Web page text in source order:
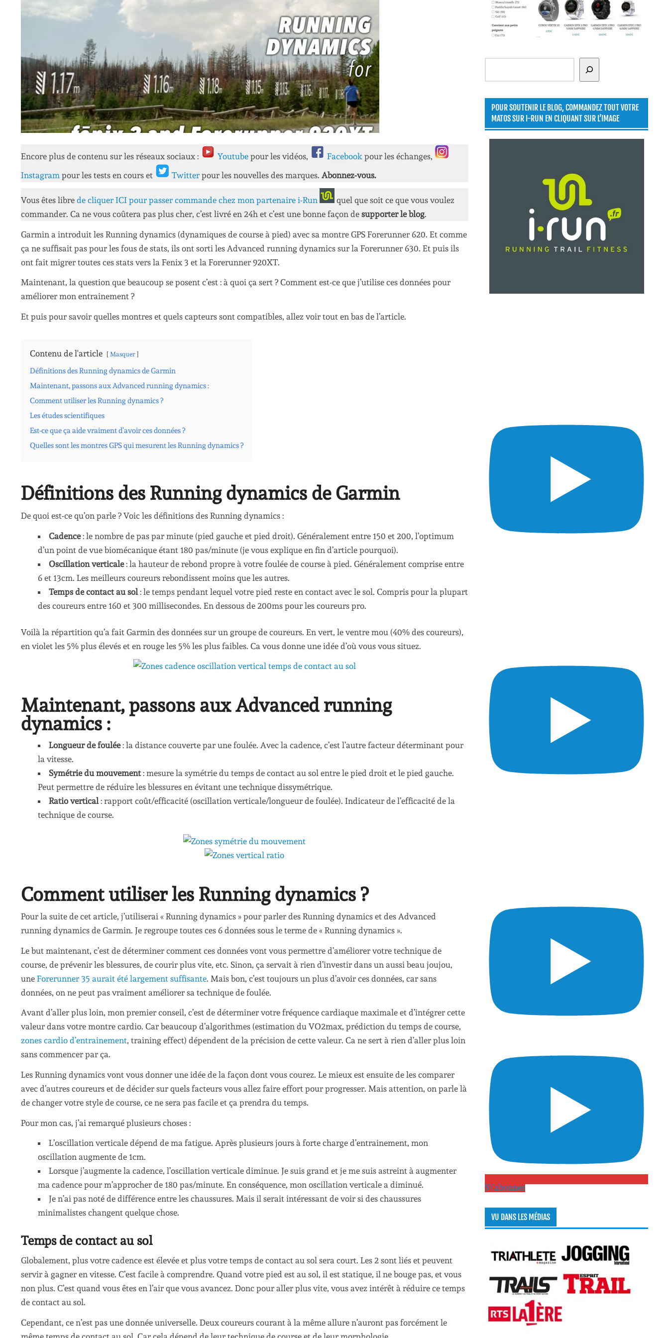
Encore plus de contenu sur les réseaux sociaux : Youtube pour les vidéos, Facebook pour les échanges,
Instagram pour les tests en cours et Twitter pour les nouvelles des marques. Abonnez-vous.
Vous êtes libre de cliquer ICI pour passer commande chez mon partenaire i-Run
quel que soit ce que vous voulez
commander. Ca ne vous coûtera pas plus cher, c’est livré en 24h et c’est une bonne façon de supporter le blog.
Garmin a introduit les Running dynamics (dynamiques de course à pied) avec sa montre GPS Forerunner 620. Et comme
ça ne suffisait pas pour les fous de stats, ils ont sorti les Advanced running dynamics sur la Forerunner 630. Et puis ils
ont fait migrer toutes ces stats vers la Fenix 3 et la Forerunner 920XT.
Maintenant, la question que beaucoup se posent c’est : à quoi ça sert ? Comment est-ce que j’utilise ces données pour
améliorer mon entrainement ?
Et puis pour savoir quelles montres et quels capteurs sont compatibles, allez voir tout en bas de l’article.
Contenu de l'article Masquer
Définitions des Running dynamics de Garmin
Maintenant, passons aux Advanced running dynamics :
Comment utiliser les Running dynamics ?
Les études scientifiques
Est-ce que ça aide vraiment d’avoir ces données ?
Quelles sont les montres GPS qui mesurent les Running dynamics ?
Définitions des Running dynamics de Garmin
De quoi est-ce qu’on parle ? Voic les définitions des Running dynamics :
Cadence: le nombre de pas par minute (pied gauche et pied droit). Généralement entre 150 et 200, l’optimum
d’un point de vue biomécanique étant 180 pas/minute (je vous explique en fin d’article pourquoi).
Oscillation verticale: la hauteur de rebond propre à votre foulée de course à pied. Généralement comprise entre
6 et 13cm. Les meilleurs coureurs rebondissent moins que les autres.
Temps de contact au sol: le temps pendant lequel votre pied reste en contact avec le sol. Compris pour la plupart
des coureurs entre 160 et 300 millisecondes. En dessous de 200ms pour les coureurs pro.
Voilà la répartition qu’a fait Garmin des données sur un groupe de coureurs. En vert, le ventre mou (40% des coureurs),
en violet les 5% plus élevés et en rouge les 5% les plus faibles. Ca vous donne une idée d’où vous vous situez.
Maintenant, passons aux Advanced running
dynamics :
Longueur de foulée: la distance couverte par une foulée. Avec la cadence, c’est l’autre facteur déterminant pour
la vitesse.
Symétrie du mouvement: mesure la symétrie du temps de contact au sol entre le pied droit et le pied gauche.
Peut permettre de réduire les blessures en évitant une technique dissymétrique.
Ratio vertical: rapport coût/efficacité (oscillation verticale/longueur de foulée). Indicateur de l’efficacité de la
technique de course.
Comment utiliser les Running dynamics ?
Pour la suite de cet article, j’utiliserai « Running dynamics » pour parler des Running dynamics et des Advanced
running dynamics de Garmin. Je regroupe toutes ces 6 données sous le terme de « Running dynamics ».
Le but maintenant, c’est de déterminer comment ces données vont vous permettre d’améliorer votre technique de
course, de prévenir les blessures, de courir plus vite, etc. Sinon, ça servait à rien d’investir dans un aussi beau joujou,
une Forerunner 35 aurait été largement suffisante. Mais bon, c’est toujours un plus d’avoir ces données, car sans
données, on ne peut pas vraiment améliorer sa technique de foulée.
Avant d’aller plus loin, mon premier conseil, c’est de déterminer votre fréquence cardiaque maximale et d’intégrer cette
valeur dans votre montre cardio. Car beaucoup d’algorithmes (estimation du VO2max, prédiction du temps de course,
zones cardio d’entrainement, training effect) dépendent de la précision de cette valeur. Ca ne sert à rien d’aller plus loin
sans commencer par ça.
Les Running dynamics vont vous donner une idée de la façon dont vous courez. Le mieux est ensuite de les comparer
avec d’autres coureurs et de décider sur quels facteurs vous allez faire effort pour progresser. Mais attention, on parle là
de changer votre style de course, ce ne sera pas facile et ça prendra du temps.
Pour mon cas, j’ai remarqué plusieurs choses :
L’oscillation verticale dépend de ma fatigue. Après plusieurs jours à forte charge d’entrainement, mon
oscillation augmente de 1cm.
Lorsque j’augmente la cadence, l’oscillation verticale diminue. Je suis grand et je me suis astreint à augmenter
ma cadence pour m’approcher de 180 pas/minute. En conséquence, mon oscillation verticale a diminué.
Je n’ai pas noté de différence entre les chaussures. Mais il serait intéressant de voir si des chaussures
minimalistes changent quelque chose.
Temps de contact au sol
Globalement, plus votre cadence est élevée et plus votre temps de contact au sol sera court. Les 2 sont liés et peuvent
servir à gagner en vitesse. C’est facile à comprendre. Quand votre pied est au sol, il est statique, il ne bouge pas, et vous
non plus. C’est quand vous êtes en l’air que vous avancez. Donc pour aller plus vite, vous avez intérêt à réduire ce temps
de contact au sol.
Cependant, ce n’est pas une donnée universelle. Deux coureurs courant à la même allure n’auront pas forcément le
Rechercher
POUR SOUTENIR LE BLOG, COMMANDEZ TOUT VOTRE
MATOS SUR I-RUN EN CLIQUANT SUR L’IMAGE
S\'abonner
VU DANS LES MÉDIAS